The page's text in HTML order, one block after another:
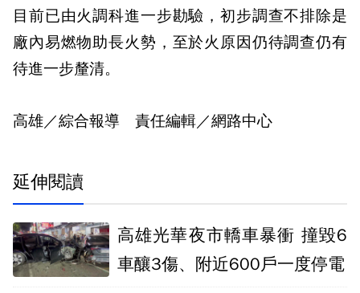
目前已由火調科進一步勘驗，初步調查不排除是
廠內易燃物助長火勢，至於火原因仍待調查仍有
待進一步釐清。
高雄／綜合報導 責任編輯／網路中心
延伸閱讀
高雄光華夜市轎車暴衝 撞毀6
車釀3傷、附近600戶一度停電